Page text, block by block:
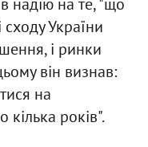
надію на те, "що
України
і ринки
він визнав:
на
кілька років".